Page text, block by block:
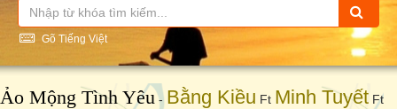
Gõ Tiếng Việt
Ảo Mộng Tình Yêu- Bằng Kiều Ft Minh Tuyết Ft